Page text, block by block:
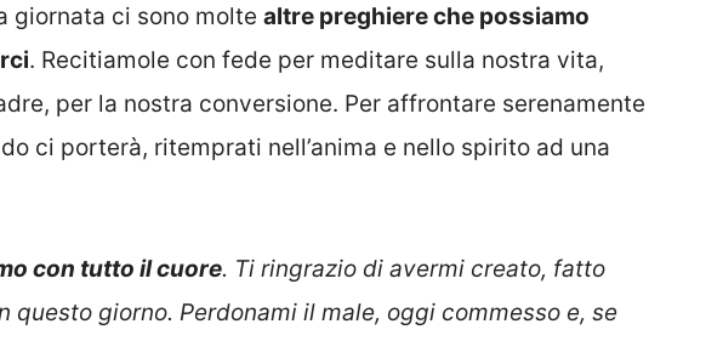
giornata ci sono molte altre preghiere che possiamo
. Recitiamole con fede per meditare sulla nostra vita,
per la nostra conversione. Per affrontare serenamente
ci porterà, ritemprati nell’anima e nello spirito ad una
con tutto il cuore. Ti ringrazio di avermi creato, fatto
questo giorno. Perdonami il male, oggi commesso e, se